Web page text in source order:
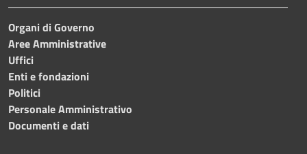
Organi di Governo
Aree Amministrative
Uffici
Enti e fondazioni
Politici
Personale Amministrativo
Documenti e dati